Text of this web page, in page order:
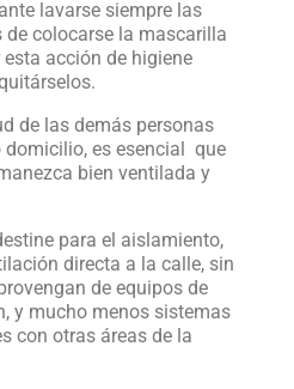
lavarse siempre las
de colocarse la mascarilla
acción de higiene
de las demás personas
es esencial que
bien ventilada y
para el aislamiento,
directa a la calle, sin
de equipos de
y mucho menos sistemas
con otras áreas de la